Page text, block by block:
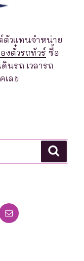
ตัวแทนจำหน่าย
งตั๋วรถทัวร์ ซื้อ
นรถ เวลารถ
เลย
Email